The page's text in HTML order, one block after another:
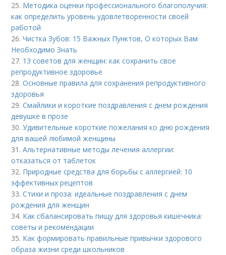
25. Методика оценки профессионального благополучия:
как определить уровень удовлетворенности своей
работой
26.Чистка Зубов: 15 Важных Пунктов, О которых Вам
Необходимо Знать
27. 13 советов для женщин: как сохранить свое
репродуктивное здоровье
28.Основные правила для сохранения репродуктивного
здоровья
29.Смайлики и короткие поздравления с днем рождения
девушке в прозе
30.Удивительные короткие пожелания ко дню рождения
для вашей любимой женщины
31.Альтернативные методы лечения аллергии:
отказаться от таблеток
32. Природные средства для борьбы с аллергией: 10
эффективных рецептов
33.Стихи и проза: идеальные поздравления с днем
рождения для женщин
34. Как сбалансировать пищу для здоровья кишечника:
советы и рекомендации
35. Как формировать правильные привычки здорового
образа жизни среди школьников